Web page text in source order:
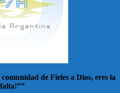
de Fieles a Dios, eres la